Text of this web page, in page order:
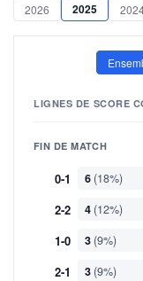
2026 2025
LIGNES DE SCORE
FIN DE MATCH
0-1 6 (18%)
2-2 4 (12%)
1-0 3 (9%)
2-1 3 (9%)